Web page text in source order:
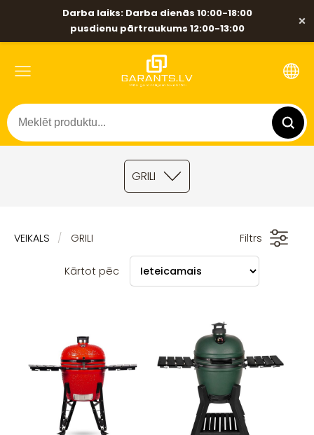
Darba laiks: Darba dienās 10:00-18:00
pusdienu pārtraukums 12:00-13:00
×
GRILI
VEIKALS GRILI Filtrs
Kārtot pēc